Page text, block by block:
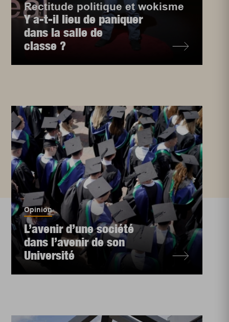
Rectitude politique et wokisme
Y a-t-il lieu de paniquer
dans la salle de
classe ?
Opinion
L’avenir d’une société
dans l’avenir de son
Université